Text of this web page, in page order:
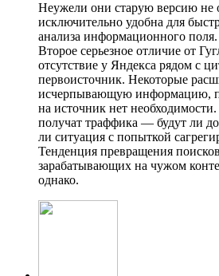
Неужели они старую версию не
исключительно удобна для
анализа информационного
Второе серьезное отличие от
отсутствие у Яндекса рядом с
первоисточник. Некоторые
исчерпывающую информацию,
на источник нет
получат траффика — будут ли
ли ситуация с попыткой
Тенденция превращения
зарабатывающих на чужом
однако.